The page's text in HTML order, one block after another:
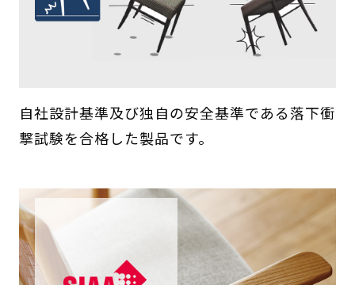
自社設計基準及び独自の安全基準である落下衝
撃試験を合格した製品です。